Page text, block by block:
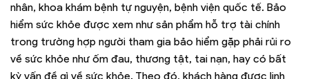
nhân, khoa khám bệnh tự nguyện, bệnh viện quốc tế. Bảo
hiểm sức khỏe được xem như sản phẩm hỗ trợ tài chính
trong trường hợp người tham gia bảo hiểm gặp phải rủi ro
về sức khỏe như ốm đau, thương tật, tai nạn, hay có bất
kỳ vấn đề gì về sức khỏe. Theo đó, khách hàng được linh